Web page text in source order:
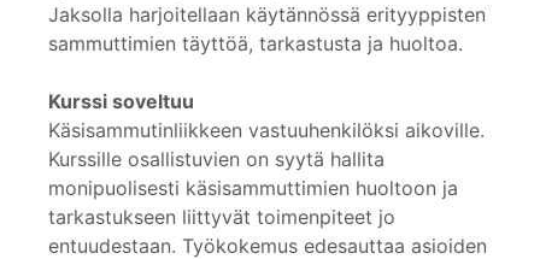
Jaksolla harjoitellaan käytännössä erityyppisten
sammuttimien täyttöä, tarkastusta ja huoltoa.
Kurssi soveltuu
Käsisammutinliikkeen vastuuhenkilöksi aikoville.
Kurssille osallistuvien on syytä hallita
monipuolisesti käsisammuttimien huoltoon ja
tarkastukseen liittyvät toimenpiteet jo
entuudestaan. Työkokemus edesauttaa asioiden